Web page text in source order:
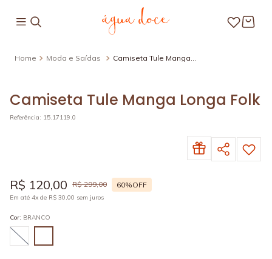
Moda e Saídas
Camiseta Tule Manga
Camiseta Tule Manga Longa Folk
Referência: 15.17119.0
R$ 120,00 R$ 299,00 60%OFF
Em até 4x de R$ 30,00 sem juros
Cor: BRANCO